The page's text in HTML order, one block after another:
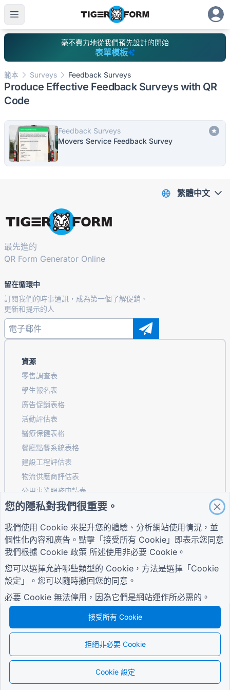
毫不費力地從我們預先設計的開始
表單模板
範本 Surveys Feedback Surveys
Produce Effective Feedback Surveys with QR
Code
Feedback Surveys
Movers Service Feedback Survey
最先進的
QR Form Generator Online
留在循環中
訂閱我們的時事通訊，成為第一個了解促銷、
更新和提示的人
資源
零售調查表
學生報名表
廣告促銷表格
活動評估表
醫療保健表格
餐廳點餐系統表格
建設工程評估表
物流供應商評估表
公用事業服務申請表
客戶參與表
指南
部落格
TIGER FORM指南
公司
聯絡我們
條款
隱私權政策
繁體中文
© 2026 QR Form Generator. All rights reserved.
您的隱私對我們很重要。
我們使用 Cookie 來提升您的體驗、分析網站使用情況，並
個性化內容和廣告。點擊「接受所有 Cookie」即表示您同意
我們根據 Cookie 政策 所述使用非必要 Cookie。
您可以選擇允許哪些類型的 Cookie，方法是選擇「Cookie
設定」。您可以隨時撤回您的同意。
必要 Cookie 無法停用，因為它們是網站運作所必需的。
接受所有 Cookie
拒絕非必要 Cookie
Cookie 設定